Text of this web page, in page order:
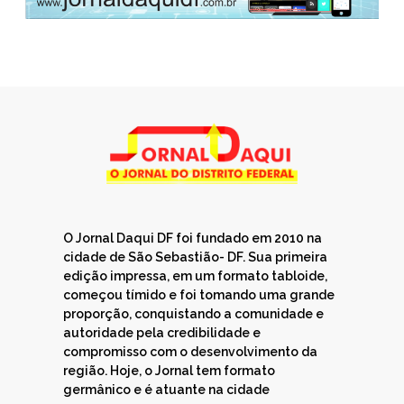
O Jornal Daqui DF foi fundado em 2010 na
cidade de São Sebastião- DF. Sua primeira
edição impressa, em um formato tabloide,
começou tímido e foi tomando uma grande
proporção, conquistando a comunidade e
autoridade pela credibilidade e
compromisso com o desenvolvimento da
região. Hoje, o Jornal tem formato
germânico e é atuante na cidade